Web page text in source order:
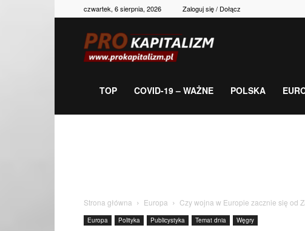
czwartek, 6 sierpnia, 2026 Zaloguj się / Dołącz
gospodarka,
TOP COVID-19 – WAŻNE POLSKA
Strona główna Europa Czy wojna w Europie zacznie się od
Europa Polityka Publicystyka Temat dnia Węgry